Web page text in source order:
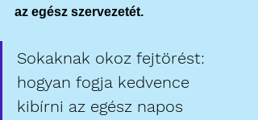
az egész szervezetét.
Sokaknak okoz fejtörést:
hogyan fogja kedvence
kibírni az egész napos